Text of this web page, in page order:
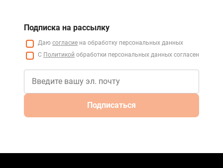
Подписка на рассылку
Даю согласие на обработку персональных данных
С Политикой обработки персональных данных согласен
Подписаться